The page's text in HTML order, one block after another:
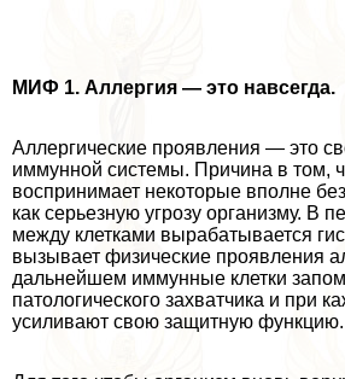
МИФ 1. Аллергия — это навсегда.
Аллергические проявления — это
иммунной системы. Причина в том,
воспринимает некоторые вполне
как серьезную угрозу организму. В
между клетками выpaбатывается
вызывает физические проявления
дальнейшем иммунные клетки
патологического захватчика и при
усиливают свою защитную функцию.